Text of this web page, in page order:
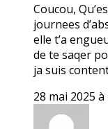
Coucou,
journees
elle t’a
de te saqer
ja suis
28 mai 2025